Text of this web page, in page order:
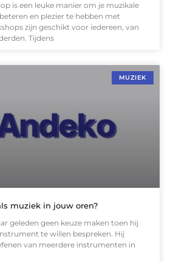
is een leuke manier om je muzikale
en plezier te hebben met
zijn geschikt voor iedereen, van
Tijdens
MUZIEK
muziek in jouw oren?
geleden geen keuze maken toen hij
te willen bespreken. Hij
van meerdere instrumenten in